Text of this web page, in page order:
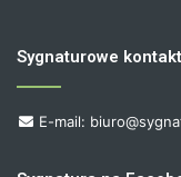
Sygnaturowe
E-mail: